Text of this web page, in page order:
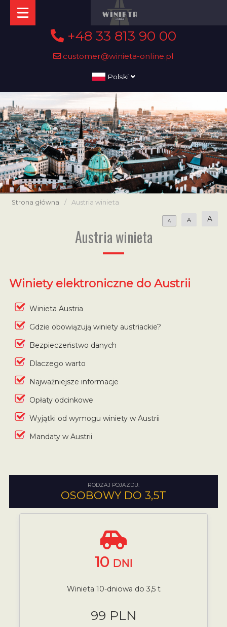
+48 33 813 90 00
customer@winieta-online.pl
Polski
Strona główna / Austria winieta
A A A
Austria winieta
Winiety elektroniczne do Austrii
Winieta Austria
Gdzie obowiązują winiety austriackie?
Bezpieczeństwo danych
Dlaczego warto
Najważniejsze informacje
Opłaty odcinkowe
Wyjątki od wymogu winiety w Austrii
Mandaty w Austrii
RODZAJ POJAZDU:
OSOBOWY DO 3,5T
10 DNI
Winieta 10-dniowa do 3,5 t
99 PLN